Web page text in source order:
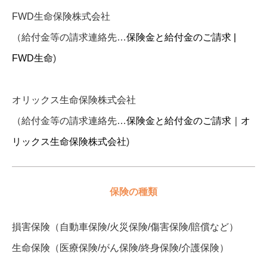
FWD生命保険株式会社
（給付金等の請求連絡先…保険金と給付金のご請求 |
FWD生命)
オリックス生命保険株式会社
（給付金等の請求連絡先…保険金と給付金のご請求｜オ
リックス生命保険株式会社)
保険の種類
損害保険（自動車保険/火災保険/傷害保険/賠償など）
生命保険（医療保険/がん保険/終身保険/介護保険）